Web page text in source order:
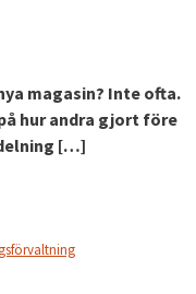
magasin? Inte ofta.
hur andra gjort före
[…]